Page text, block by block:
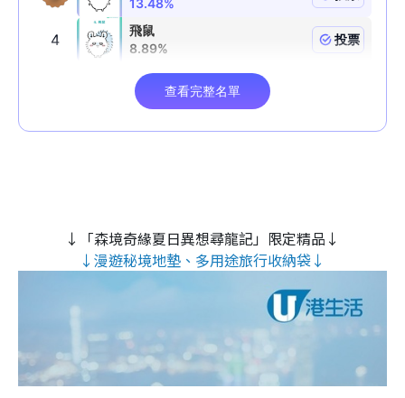
↓「森境奇緣夏日異想尋龍記」限定精品↓
↓漫遊秘境地墊、多用途旅行收納袋↓